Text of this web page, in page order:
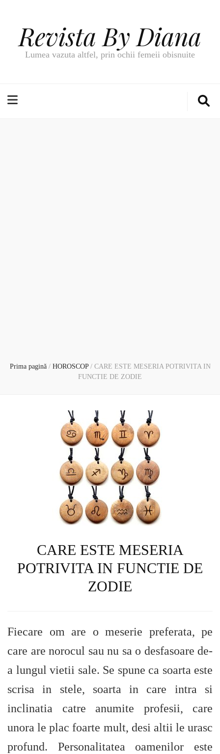
Revista By Diana
Lumea vazuta altfel, prin ochii femeii obisnuite
Prima pagină / HOROSCOP / CARE ESTE MESERIA POTRIVITA IN
FUNCTIE DE ZODIE
CARE ESTE MESERIA
POTRIVITA IN FUNCTIE DE
ZODIE
Fiecare om are o meserie preferata, pe
care are norocul sau nu sa o desfasoare de-
a lungul vietii sale. Se spune ca soarta este
scrisa in stele, soarta in care intra si
inclinatia catre anumite profesii, care
unora le plac foarte mult, desi altii le urasc
profund. Personalitatea oamenilor este